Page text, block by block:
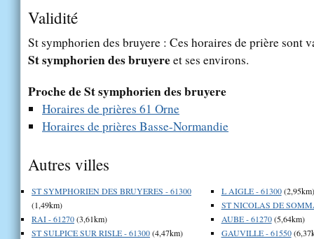
Validité
St symphorien des bruyere : Ces horaires de prière sont
St symphorien des bruyereet ses environs.
Proche de St symphorien des bruyere
Horaires de prières 61 Orne
Horaires de prières Basse-Normandie
Autres villes
ST SYMPHORIEN DES BRUYERES - 61300
(1,49km)
RAI - 61270(3,61km)
ST SULPICE SUR RISLE - 61300(4,47km)
L AIGLE - 61300(2,95km)
ST NICOLAS DE
AUBE - 61270(5,64km)
GAUVILLE - 61550